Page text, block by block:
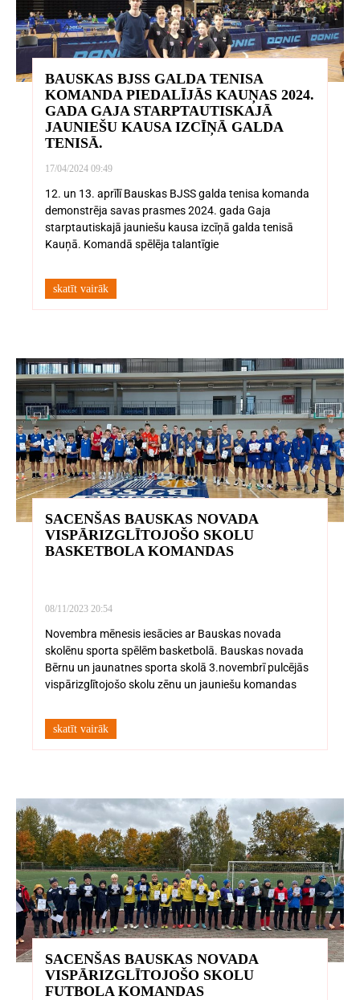
BAUSKAS BJSS GALDA TENISA
KOMANDA PIEDALĪJĀS KAUŅAS 2024.
GADA GAJA STARPTAUTISKAJĀ
JAUNIEŠU KAUSA IZCĪŅĀ GALDA
TENISĀ.
17/04/202409:49
12. un 13. aprīlī Bauskas BJSS galda tenisa komanda
demonstrēja savas prasmes 2024. gada Gaja
starptautiskajā jauniešu kausa izcīņā galda tenisā
Kauņā. Komandā spēlēja talantīgie
skatīt vairāk
SACENŠAS BAUSKAS NOVADA
VISPĀRIZGLĪTOJOŠO SKOLU
BASKETBOLA KOMANDAS
08/11/202320:54
Novembra mēnesis iesācies ar Bauskas novada
skolēnu sporta spēlēm basketbolā. Bauskas novada
Bērnu un jaunatnes sporta skolā 3.novembrī pulcējās
vispārizglītojošo skolu zēnu un jauniešu komandas
skatīt vairāk
SACENŠAS BAUSKAS NOVADA
VISPĀRIZGLĪTOJOŠO SKOLU
FUTBOLA KOMANDAS